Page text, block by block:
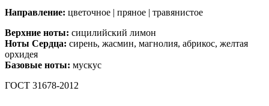
Направление: цветочное | пряное | травянистое
Верхние ноты: сицилийский лимон
Ноты Сердца: сирень, жасмин, магнолия, абрикос, желтая
орхидея
Базовые ноты: мускус
ГОСТ 31678-2012